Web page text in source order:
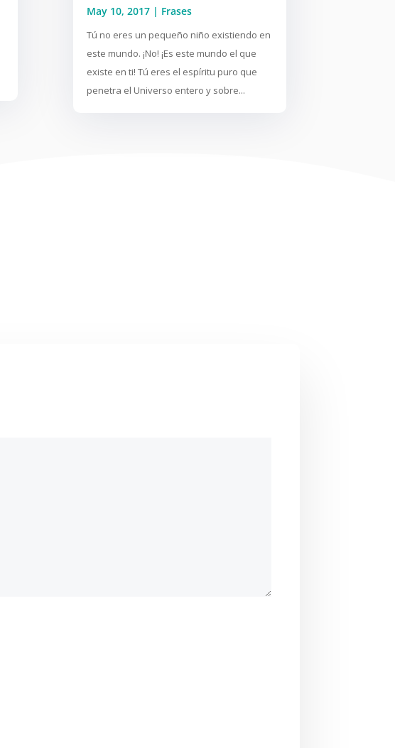
May 10, 2017| Frases
Tú no eres un pequeño niño existiendo en
este mundo. ¡No! ¡Es este mundo el que
existe en ti! Tú eres el espíritu puro que
penetra el Universo entero y sobre...